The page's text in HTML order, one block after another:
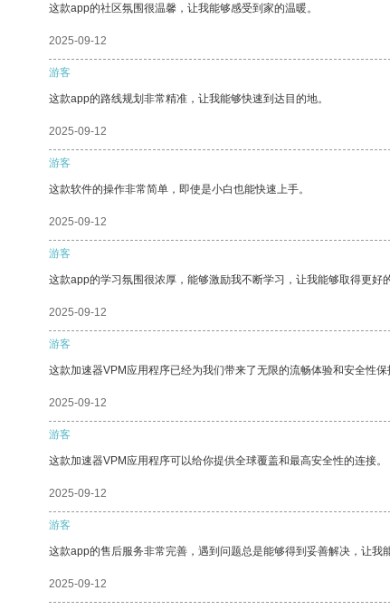
这款app的社区氛围很温馨，让我能够感受到家的温暖。
2025-09-12
游客
这款app的路线规划非常精准，让我能够快速到达目的地。
2025-09-12
游客
这款软件的操作非常简单，即使是小白也能快速上手。
2025-09-12
游客
这款app的学习氛围很浓厚，能够激励我不断学习，让我能够取得更好
2025-09-12
游客
这款加速器VPM应用程序已经为我们带来了无限的流畅体验和安全性保
2025-09-12
游客
这款加速器VPM应用程序可以给你提供全球覆盖和最高安全性的连接。
2025-09-12
游客
这款app的售后服务非常完善，遇到问题总是能够得到妥善解决，让我
2025-09-12